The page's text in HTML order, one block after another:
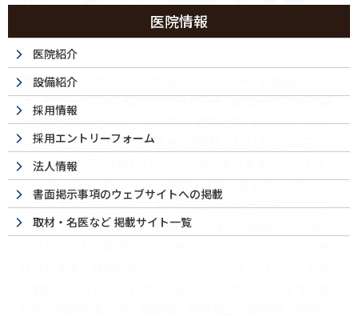
西新宿・都庁前エリアにある『ラ・トゥール新宿歯科』
は、都営大江戸線｢都庁前駅｣徒歩5分、都営大江戸線｢西新
宿五丁目駅｣徒歩5分、丸の内線｢西新宿駅｣徒歩8分、各線
｢中野坂上駅｣徒歩13分、各線｢新宿駅｣徒歩13分、京王バス
｢十二社池の下｣徒歩1分という立地にあります。セントラル
パークタワー「ラ･トゥール新宿」1階にあるのでとても分
かりやすい場所といえます。水曜日は、お仕事帰りの方で
も通えるよう夜20時まで診療しています。個室カウンセリ
医院情報
医院紹介
設備紹介
採用情報
採用エントリーフォーム
法人情報
書面掲示事項のウェブサイトへの掲載
取材・名医など 掲載サイト一覧